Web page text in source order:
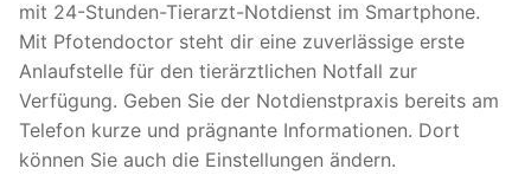
mit 24-Stunden-Tierarzt-Notdienst im Smartphone.
Mit Pfotendoctor steht dir eine zuverlässige erste
Anlaufstelle für den tierärztlichen Notfall zur
Verfügung. Geben Sie der Notdienstpraxis bereits am
Telefon kurze und prägnante Informationen. Dort
können Sie auch die Einstellungen ändern.